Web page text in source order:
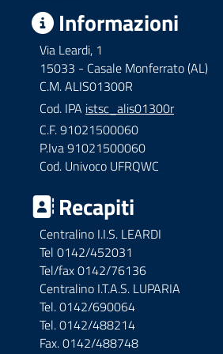
Informazioni
Via Leardi, 1
15033 - Casale Monferrato (AL)
C.M. ALIS01300R
Cod. IPA istsc_alis01300r
C.F. 91021500060
P.Iva 91021500060
Cod. Univoco UFRQWC
Recapiti
Centralino I.I.S. LEARDI
Tel 0142/452031
Tel/fax 0142/76136
Centralino I.T.A.S. LUPARIA
Tel. 0142/690064
Tel. 0142/488214
Fax. 0142/488748